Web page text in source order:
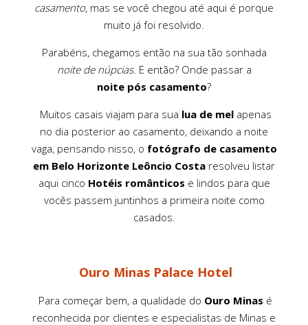
casamento, mas se você chegou até aqui é porque
muito já foi resolvido.
Parabéns, chegamos então na sua tão sonhada
noite de núpcias. E então? Onde passar a
noite pós casamento?
Muitos casais viajam para sua lua de melapenas
no dia posterior ao casamento, deixando a noite
vaga, pensando nisso, o fotógrafo de casamento
em Belo Horizonte Leôncio Costa resolveu listar
aqui cinco Hotéis românticos e lindos para que
vocês passem juntinhos a primeira noite como
casados.
Ouro Minas Palace Hotel
Para começar bem, a qualidade do Ouro Minas é
reconhecida por clientes e especialistas de Minas e